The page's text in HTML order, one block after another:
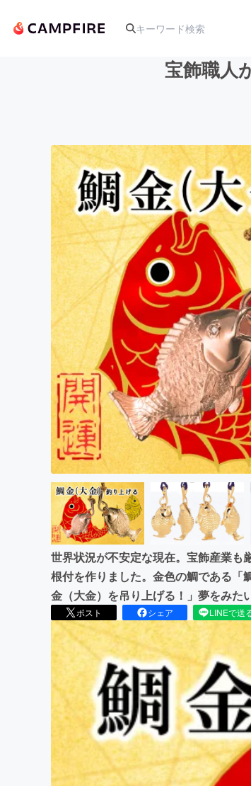
アート・写真
テクノロジー・ガジェッ
映像・映画
ビジネス・起業
まちづくり・地域活性化
宝飾職人
世界状況が不安定な現在。宝飾産業も
根付を作りました。金色の鯛である「
金（大金）を吊り上げる！」夢をみた
ポスト シェア LINEで送